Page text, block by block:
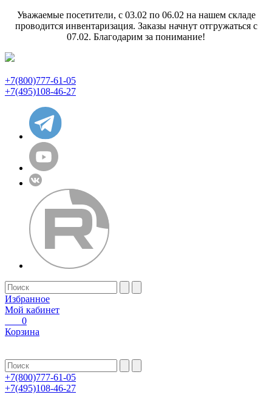
Уважаемые посетители, с 03.02 по 06.02 на нашем складе
проводится инвентаризация. Заказы начнут отгружаться с
07.02. Благодарим за понимание!
+7(800)777-61-05
+7(495)108-46-27
Избранное
Мой кабинет
0
Корзина
+7(800)777-61-05
+7(495)108-46-27